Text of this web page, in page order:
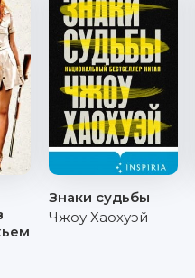
Знаки судьбы
Чжоу Хаохуэй